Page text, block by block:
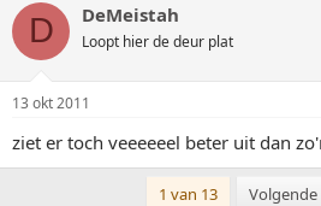
D DeMeistah
Loopt hier de deur plat
13 okt 2011
ziet er toch veeeeeel beter uit dan
1 van 13 Volgende